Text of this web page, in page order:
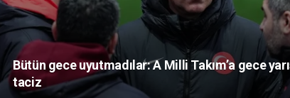
Bütün gece uyutmadılar: A Milli Takım’a gece
taciz